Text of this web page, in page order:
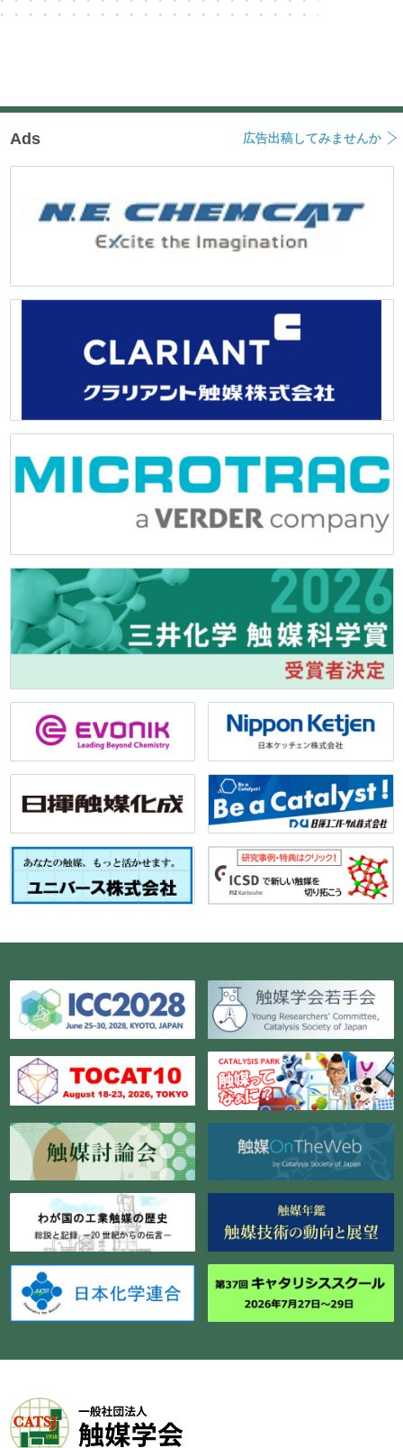
Ads 広告出稿してみませんか